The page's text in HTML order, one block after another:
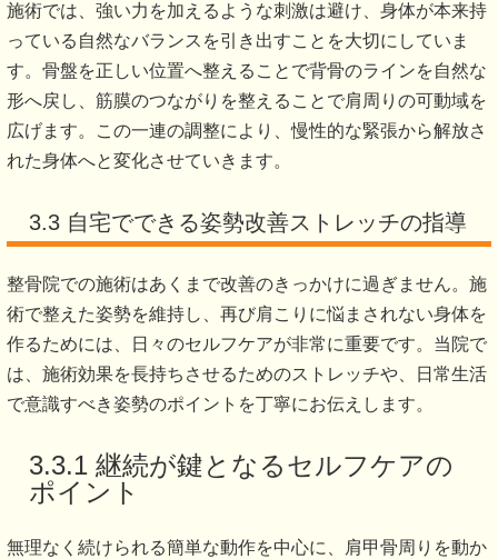
施術では、強い力を加えるような刺激は避け、身体が本来持
っている自然なバランスを引き出すことを大切にしていま
す。骨盤を正しい位置へ整えることで背骨のラインを自然な
形へ戻し、筋膜のつながりを整えることで肩周りの可動域を
広げます。この一連の調整により、慢性的な緊張から解放さ
れた身体へと変化させていきます。
3.3 自宅でできる姿勢改善ストレッチの指導
整骨院での施術はあくまで改善のきっかけに過ぎません。施
術で整えた姿勢を維持し、再び肩こりに悩まされない身体を
作るためには、日々のセルフケアが非常に重要です。当院で
は、施術効果を長持ちさせるためのストレッチや、日常生活
で意識すべき姿勢のポイントを丁寧にお伝えします。
3.3.1 継続が鍵となるセルフケアの
ポイント
無理なく続けられる簡単な動作を中心に、肩甲骨周りを動か